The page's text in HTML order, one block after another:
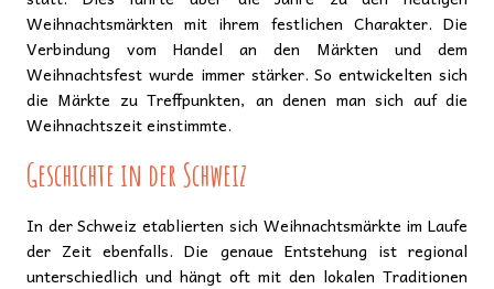
Weihnachtsmärkten mit ihrem festlichen Charakter. Die
Verbindung vom Handel an den Märkten und dem
Weihnachtsfest wurde immer stärker. So entwickelten sich
die Märkte zu Treffpunkten, an denen man sich auf die
Weihnachtszeit einstimmte.
Geschichte in der Schweiz
In der Schweiz etablierten sich Weihnachtsmärkte im Laufe
der Zeit ebenfalls. Die genaue Entstehung ist regional
unterschiedlich und hängt oft mit den lokalen Traditionen